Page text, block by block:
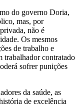
do governo Doria,
mas, por
não é
Os mesmos
de trabalho e
trabalhador contratado
sofrer punições
da saúde, as
de excelência